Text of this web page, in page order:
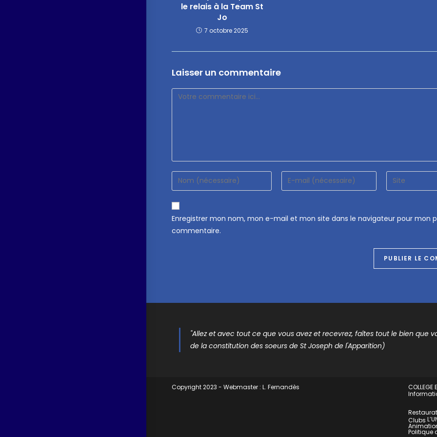
le relais à la Team St
Jo
7 octobre 2025
Laisser un commentaire
Enregistrer mon nom, mon e-mail et mon site dans le navigateur pour mon
commentaire.
"Allez et avec tout ce que vous avez et recevrez, faîtes tout le bien que
de la constitution des soeurs de St Joseph de l'Apparition)
COLLEGE
Clubs
Politique
Copyright 2023 - Webmaster : L. Fernandès